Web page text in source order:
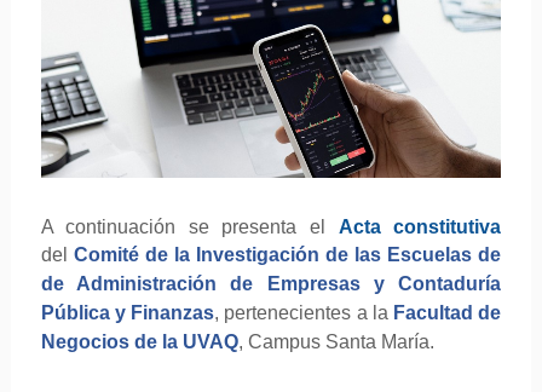
A continuación se presenta el Acta constitutiva
del Comité de la Investigación de las Escuelas de
de Administración de Empresas y Contaduría
Pública y Finanzas, pertenecientes a la Facultad de
Negocios de la UVAQ, Campus Santa María.